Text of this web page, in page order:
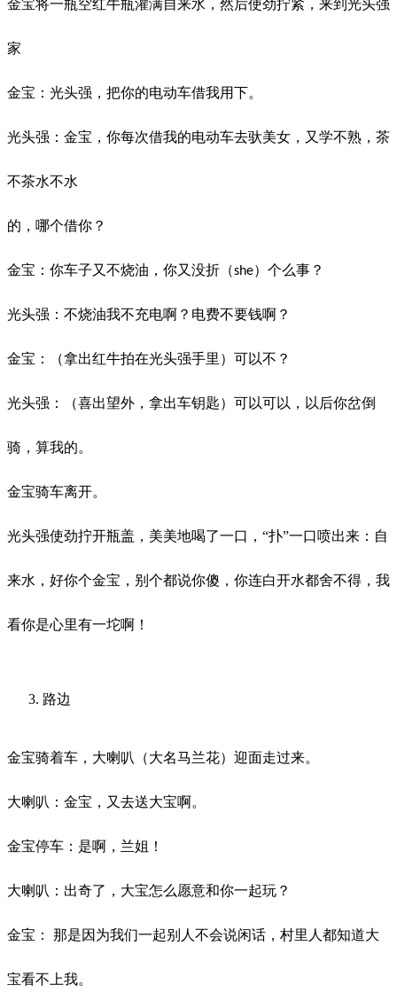
金宝将一瓶空红牛瓶灌满自来水，然后使劲拧紧，来到光头强
家
金宝：光头强，把你的电动车借我用下。
光头强：金宝，你每次借我的电动车去驮美女，又学不熟，茶
不茶水不水
的，哪个借你？
金宝：你车子又不烧油，你又没折（she）个么事？
光头强：不烧油我不充电啊？电费不要钱啊？
金宝：（拿出红牛拍在光头强手里）可以不？
光头强：（喜出望外，拿出车钥匙）可以可以，以后你岔倒
骑，算我的。
金宝骑车离开。
光头强使劲拧开瓶盖，美美地喝了一口， “扑”一口喷出来：自
来水，好你个金宝，别个都说你傻，你连白开水都舍不得，我
看你是心里有一坨啊！
路边
金宝骑着车，大喇叭（大名马兰花）迎面走过来。
大喇叭：金宝，又去送大宝啊。
金宝停车：是啊，兰姐！
大喇叭：出奇了，大宝怎么愿意和你一起玩？
金宝： 那是因为我们一起别人不会说闲话，村里人都知道大
宝看不上我。